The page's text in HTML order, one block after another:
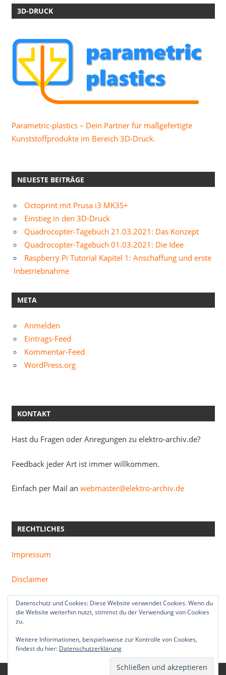
3D-DRUCK
Parametric-plastics – Dein Partner für maßgefertigte
Kunststoffprodukte im Bereich 3D-Druck.
NEUESTE BEITRÄGE
Octoprint mit Prusa i3 MK3S+
Einstieg in den 3D-Druck
Quadrocopter-Tagebuch 21.03.2021: Das Konzept
Quadrocopter-Tagebuch 01.03.2021: Die Idee
Raspberry Pi Tutorial Kapitel 1: Anschaffung und erste
Inbetriebnahme
META
Anmelden
Eintrags-Feed
Kommentar-Feed
WordPress.org
KONTAKT
Hast du Fragen oder Anregungen zu elektro-archiv.de?
Feedback jeder Art ist immer willkommen.
Einfach per Mail an webmaster@elektro-archiv.de
RECHTLICHES
Impressum
Disclaimer
Datenschutzerklärung
Datenschutz und Cookies: Diese Website verwendet Cookies. Wenn du
die Website weiterhin nutzt, stimmst du der Verwendung von Cookies
zu.
Weitere Informationen, beispielsweise zur Kontrolle von Cookies,
findest du hier: Datenschutzerklärung